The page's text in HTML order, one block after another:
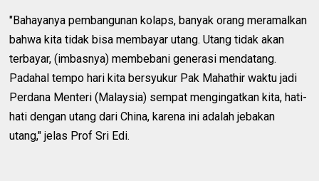
"Bahayanya pembangunan kolaps, banyak orang meramalkan
bahwa kita tidak bisa membayar utang. Utang tidak akan
terbayar, (imbasnya) membebani generasi mendatang.
Padahal tempo hari kita bersyukur Pak Mahathir waktu jadi
Perdana Menteri (Malaysia) sempat mengingatkan kita, hati-
hati dengan utang dari China, karena ini adalah jebakan
utang," jelas Prof Sri Edi.